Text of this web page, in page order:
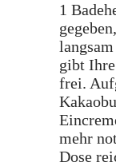
1
gibt
frei.
mehr
Dose